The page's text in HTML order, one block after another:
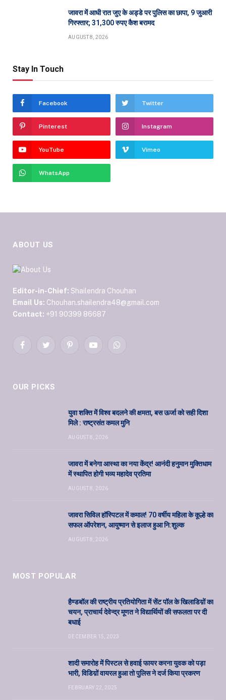
जावरा में आधी रात जुए के अड्डे पर पुलिस का छापा, 9 जुआरी
गिरफ्तार; 31,300 रुपए कैश बरामद
AUGUST 8, 2026
Stay In Touch
Facebook Twitter
Pinterest Instagram
YouTube Vimeo
WhatsApp
ABOUT US
Editor-in-Chief: Shailendra Chouhan
Email Us: Chouhan.shailendra48@gmail.com
Contact: +91 90399 86687
FacebookTwitterPinterestYouTubeWhatsApp
OUR PICKS
युवा शक्ति में विश्व बदलने की क्षमता, बस ऊर्जा को सही दिशा
मिले : राष्ट्रसंत कमल मुनि
AUGUST 8, 2026
जावरा में बनेगा आस्था का नया केंद्र! आनंदी हनुमान मुक्तिधाम
में स्थापित होगी भव्य महादेव प्रतिमा
AUGUST 8, 2026
जावरा सिविल हॉस्पिटल में कमाल! 70 वर्षीय महिला के कूल्हे का
सफल ऑपरेशन, आयुष्मान से इलाज हुआ नि:शुल्क
AUGUST 8, 2026
MOST POPULAR
हैण्डबॉल की राष्ट्रीय प्रतियोगिता में सेंट पॉल के खिलाडिय़ों का
चयन, प्राचार्य देवेन्द्र मूणत ने विद्यार्थियों की सफलता पर दी
बधाई
DECEMBER 15, 2023
शादी समारोह में पिस्टल से हवाई फायर करना युवक को पड़ा
भारी, विडिय़ों वायरल हुआ तो पुलिस ने दर्ज किया प्रकरण
FEBRUARY 22, 2025